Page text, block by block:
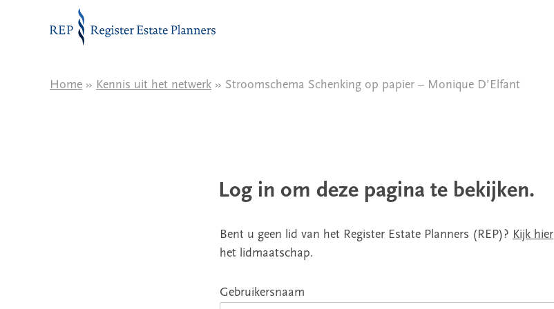
Naar de inhoud
Home » Kennis uit het netwerk » Stroomschema Schenking op papier – Monique D’Elfant
Log in om deze pagina te bekijken.
Bent u geen lid van het Register Estate Planners (REP)? Kijk hier
het lidmaatschap.
Gebruikersnaam